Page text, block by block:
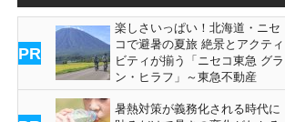
PR
楽しさいっぱい！北海道・ニセ
コで避暑の夏旅 絶景とアクティ
ビティが揃う「ニセコ東急 グラ
ン・ヒラフ」～東急不動産
暑熱対策が義務化される時代に